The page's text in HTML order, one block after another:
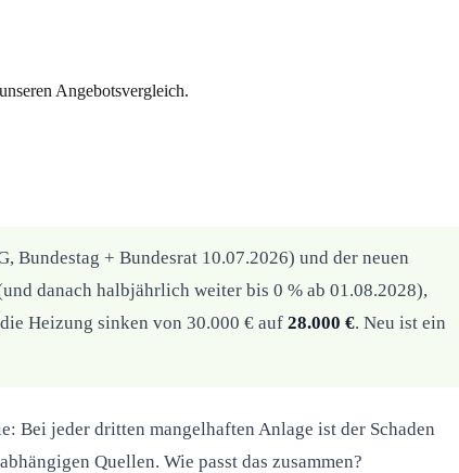
Angebotsvergleich.
Bundestag + Bundesrat 10.07.2026) und der neuen
danach halbjährlich weiter bis 0 % ab 01.08.2028),
Heizung sinken von 30.000 € auf 28.000 €. Neu ist ein
Bei jeder dritten mangelhaften Anlage ist der Schaden
Quellen. Wie passt das zusammen?